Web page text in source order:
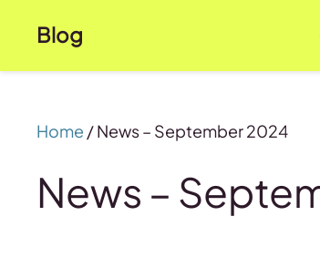
Blog
Home /News – September 2024
News –